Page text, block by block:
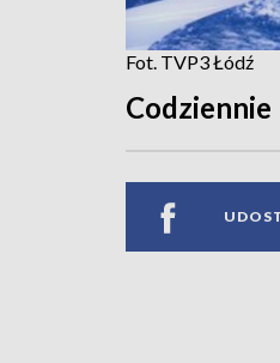
Fot. TVP3 Łódź
Codziennie